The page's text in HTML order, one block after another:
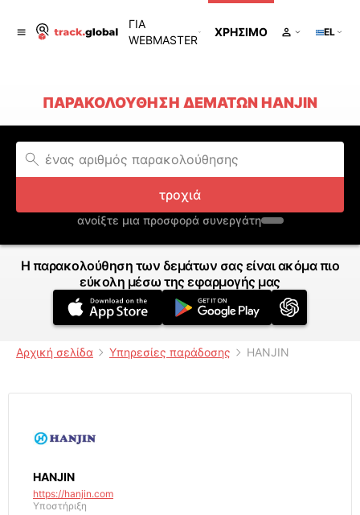
ΓΙΑ
WEBMASTER
ΧΡΉΣΙΜΟ EL
ΠΑΡΑΚΟΛΟΎΘΗΣΗ ΔΕΜΆΤΩΝ HANJIN
τροχιά
ανοίξτε μια προσφορά συνεργάτη
Η παρακολούθηση των δεμάτων σας είναι ακόμα πιο
εύκολη μέσω της εφαρμογής μας
Αρχική σελίδα Υπηρεσίες παράδοσης HANJIN
HANJIN
https://hanjin.com
Υποστήριξη